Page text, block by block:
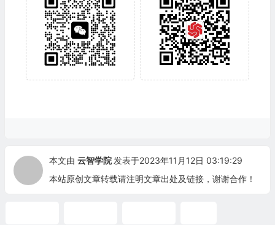
本文由 云智学院 发表于2023年11月12日 03:19:29
本站原创文章转载请注明文章出处及链接，谢谢合作！